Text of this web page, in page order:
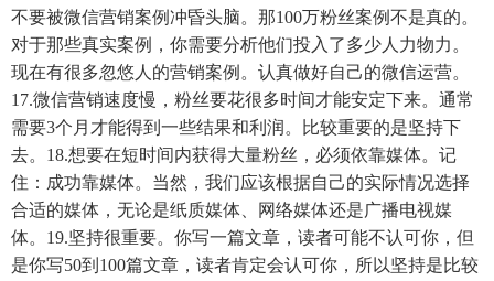
不要被微信营销案例冲昏头脑。那100万粉丝案例不是真的。
对于那些真实案例，你需要分析他们投入了多少人力物力。
现在有很多忽悠人的营销案例。认真做好自己的微信运营。
17.微信营销速度慢，粉丝要花很多时间才能安定下来。通常
需要3个月才能得到一些结果和利润。比较重要的是坚持下
去。18.想要在短时间内获得大量粉丝，必须依靠媒体。记
住：成功靠媒体。当然，我们应该根据自己的实际情况选择
合适的媒体，无论是纸质媒体、网络媒体还是广播电视媒
体。19.坚持很重要。你写一篇文章，读者可能不认可你，但
是你写50到100篇文章，读者肯定会认可你，所以坚持是比较